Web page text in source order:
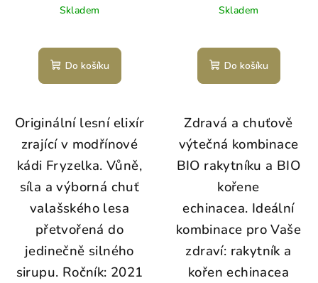
Skladem
Do košíku
Originální lesní elixír
zrající v modřínové
kádi Fryzelka. Vůně,
síla a výborná chuť
valašského lesa
přetvořená do
jedinečně silného
sirupu. Ročník: 2021
Skladem
Do košíku
Zdravá a chuťově
výtečná kombinace
BIO rakytníku a BIO
kořene
echinacea. Ideální
kombinace pro Vaše
zdraví: rakytník a
kořen echinacea